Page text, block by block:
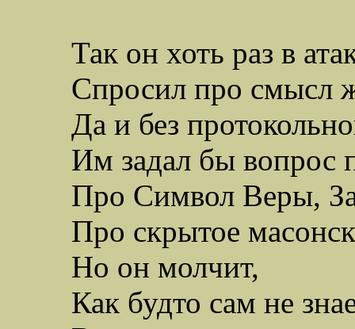
Так он хоть раз в
Спросил про смысл
Да и без
Им задал бы вопрос
Про Символ Веры,
Про скрытое
Но он молчит,
Как будто сам не